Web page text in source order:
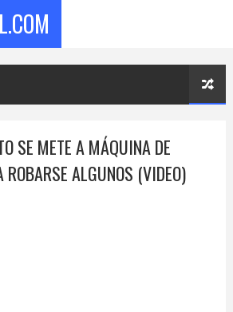
SE METE A MÁQUINA DE
ROBARSE ALGUNOS (VIDEO)